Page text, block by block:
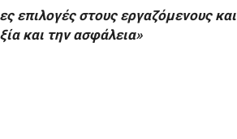
επιλογές στους εργαζόμενους και
και την ασφάλεια»